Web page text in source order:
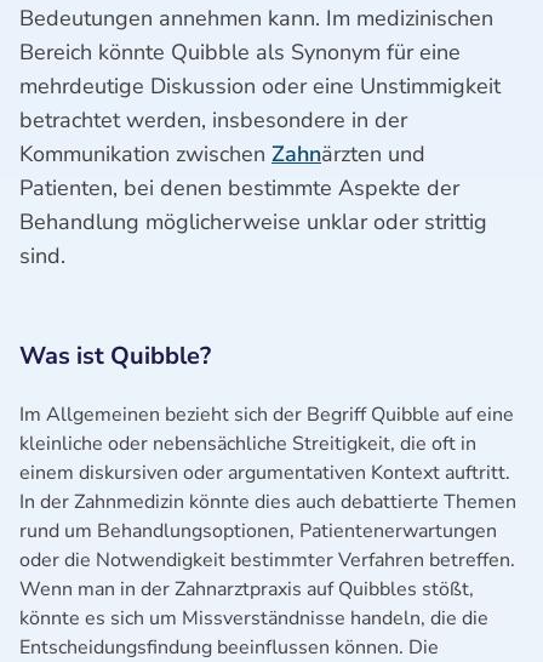
Bedeutungen annehmen kann. Im medizinischen
Bereich könnte Quibble als Synonym für eine
mehrdeutige Diskussion oder eine Unstimmigkeit
betrachtet werden, insbesondere in der
Kommunikation zwischen Zahnärzten und
Patienten, bei denen bestimmte Aspekte der
Behandlung möglicherweise unklar oder strittig
sind.
Was ist Quibble?
Im Allgemeinen bezieht sich der Begriff Quibble auf eine
kleinliche oder nebensächliche Streitigkeit, die oft in
einem diskursiven oder argumentativen Kontext auftritt.
In der Zahnmedizin könnte dies auch debattierte Themen
rund um Behandlungsoptionen, Patientenerwartungen
oder die Notwendigkeit bestimmter Verfahren betreffen.
Wenn man in der Zahnarztpraxis auf Quibbles stößt,
könnte es sich um Missverständnisse handeln, die die
Entscheidungsfindung beeinflussen können. Die